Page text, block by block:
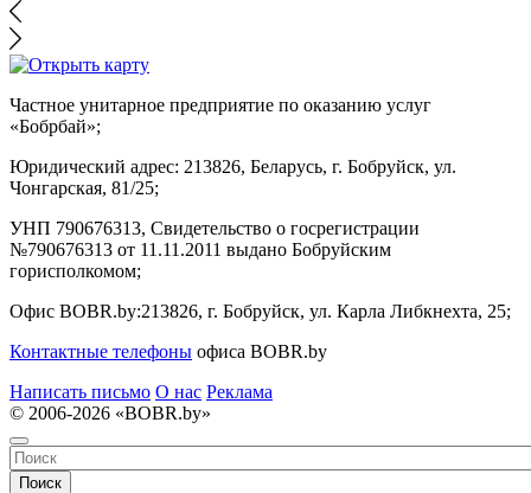
Частное унитарное предприятие по оказанию услуг
«Бобрбай»;
Юридический адрес: 213826, Беларусь, г. Бобруйск, ул.
Чонгарская, 81/25;
УНП 790676313, Свидетельство о госрегистрации
№790676313 от 11.11.2011 выдано Бобруйским
горисполкомом;
Офис BOBR.by:213826, г. Бобруйск, ул. Карла Либкнехта, 25;
Контактные телефоны офиса BOBR.by
Написать письмо О нас Реклама
© 2006-2026 «BOBR.by»
Поиск